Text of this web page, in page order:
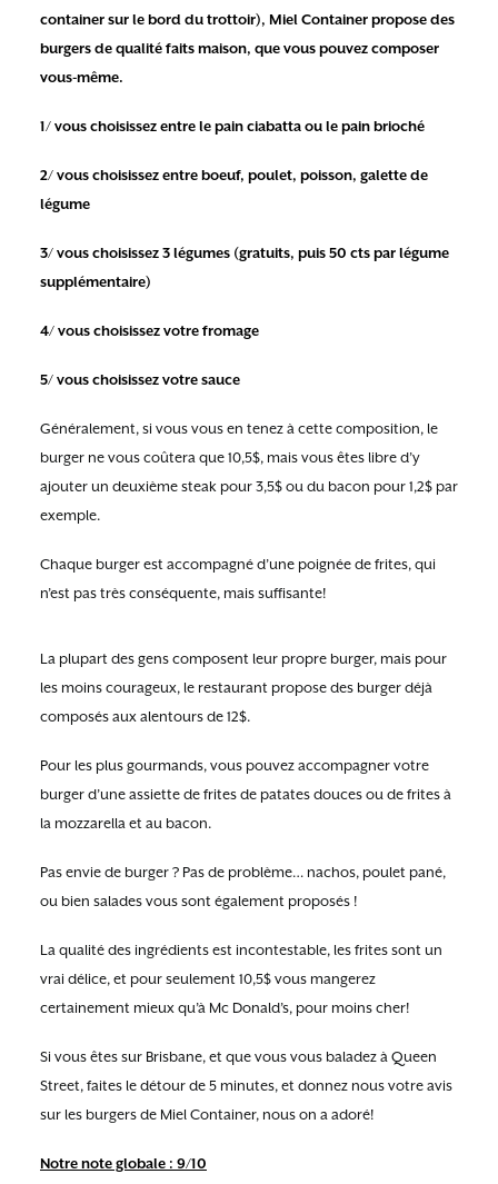
container sur le bord du trottoir), Miel Container propose des
burgers de qualité faits maison, que vous pouvez composer
vous-même.
1/ vous choisissez entre le pain ciabatta ou le pain brioché
2/ vous choisissez entre boeuf, poulet, poisson, galette de
légume
3/ vous choisissez 3 légumes (gratuits, puis 50 cts par légume
supplémentaire)
4/ vous choisissez votre fromage
5/ vous choisissez votre sauce
Généralement, si vous vous en tenez à cette composition, le
burger ne vous coûtera que 10,5$, mais vous êtes libre d’y
ajouter un deuxième steak pour 3,5$ ou du bacon pour 1,2$ par
exemple.
Chaque burger est accompagné d’une poignée de frites, qui
n’est pas très conséquente, mais suffisante!
La plupart des gens composent leur propre burger, mais pour
les moins courageux, le restaurant propose des burger déjà
composés aux alentours de 12$.
Pour les plus gourmands, vous pouvez accompagner votre
burger d’une assiette de frites de patates douces ou de frites à
la mozzarella et au bacon.
Pas envie de burger ? Pas de problème… nachos, poulet pané,
ou bien salades vous sont également proposés !
La qualité des ingrédients est incontestable, les frites sont un
vrai délice, et pour seulement 10,5$ vous mangerez
certainement mieux qu’à Mc Donald’s, pour moins cher!
Si vous êtes sur Brisbane, et que vous vous baladez à Queen
Street, faites le détour de 5 minutes, et donnez nous votre avis
sur les burgers de Miel Container, nous on a adoré!
Notre note globale : 9/10